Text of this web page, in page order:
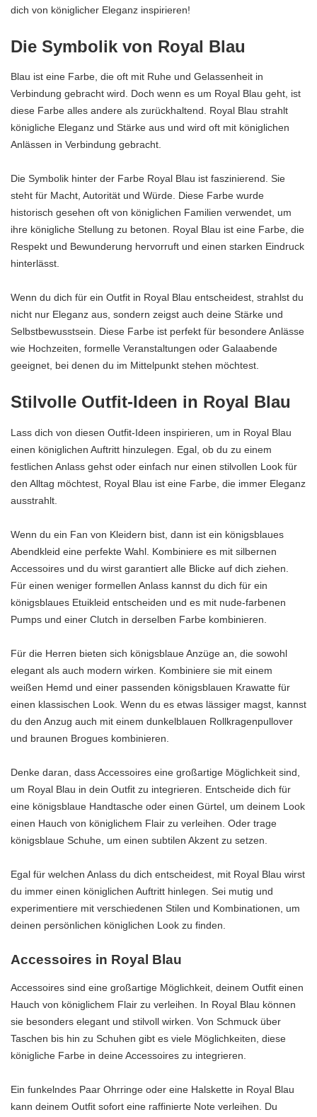
dich von königlicher Eleganz inspirieren!
Die Symbolik von Royal Blau
Blau ist eine Farbe, die oft mit Ruhe und Gelassenheit in
Verbindung gebracht wird. Doch wenn es um Royal Blau geht, ist
diese Farbe alles andere als zurückhaltend. Royal Blau strahlt
königliche Eleganz und Stärke aus und wird oft mit königlichen
Anlässen in Verbindung gebracht.
Die Symbolik hinter der Farbe Royal Blau ist faszinierend. Sie
steht für Macht, Autorität und Würde. Diese Farbe wurde
historisch gesehen oft von königlichen Familien verwendet, um
ihre königliche Stellung zu betonen. Royal Blau ist eine Farbe, die
Respekt und Bewunderung hervorruft und einen starken Eindruck
hinterlässt.
Wenn du dich für ein Outfit in Royal Blau entscheidest, strahlst du
nicht nur Eleganz aus, sondern zeigst auch deine Stärke und
Selbstbewusstsein. Diese Farbe ist perfekt für besondere Anlässe
wie Hochzeiten, formelle Veranstaltungen oder Galaabende
geeignet, bei denen du im Mittelpunkt stehen möchtest.
Stilvolle Outfit-Ideen in Royal Blau
Lass dich von diesen Outfit-Ideen inspirieren, um in Royal Blau
einen königlichen Auftritt hinzulegen. Egal, ob du zu einem
festlichen Anlass gehst oder einfach nur einen stilvollen Look für
den Alltag möchtest, Royal Blau ist eine Farbe, die immer Eleganz
ausstrahlt.
Wenn du ein Fan von Kleidern bist, dann ist ein königsblaues
Abendkleid eine perfekte Wahl. Kombiniere es mit silbernen
Accessoires und du wirst garantiert alle Blicke auf dich ziehen.
Für einen weniger formellen Anlass kannst du dich für ein
königsblaues Etuikleid entscheiden und es mit nude-farbenen
Pumps und einer Clutch in derselben Farbe kombinieren.
Für die Herren bieten sich königsblaue Anzüge an, die sowohl
elegant als auch modern wirken. Kombiniere sie mit einem
weißen Hemd und einer passenden königsblauen Krawatte für
einen klassischen Look. Wenn du es etwas lässiger magst, kannst
du den Anzug auch mit einem dunkelblauen Rollkragenpullover
und braunen Brogues kombinieren.
Denke daran, dass Accessoires eine großartige Möglichkeit sind,
um Royal Blau in dein Outfit zu integrieren. Entscheide dich für
eine königsblaue Handtasche oder einen Gürtel, um deinem Look
einen Hauch von königlichem Flair zu verleihen. Oder trage
königsblaue Schuhe, um einen subtilen Akzent zu setzen.
Egal für welchen Anlass du dich entscheidest, mit Royal Blau wirst
du immer einen königlichen Auftritt hinlegen. Sei mutig und
experimentiere mit verschiedenen Stilen und Kombinationen, um
deinen persönlichen königlichen Look zu finden.
Accessoires in Royal Blau
Accessoires sind eine großartige Möglichkeit, deinem Outfit einen
Hauch von königlichem Flair zu verleihen. In Royal Blau können
sie besonders elegant und stilvoll wirken. Von Schmuck über
Taschen bis hin zu Schuhen gibt es viele Möglichkeiten, diese
königliche Farbe in deine Accessoires zu integrieren.
Ein funkelndes Paar Ohrringe oder eine Halskette in Royal Blau
kann deinem Outfit sofort eine raffinierte Note verleihen. Du